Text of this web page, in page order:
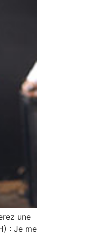
une
: Je me